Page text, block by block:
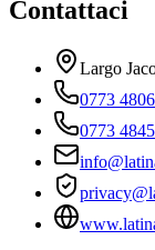
Contattaci
Largo
0773
0773